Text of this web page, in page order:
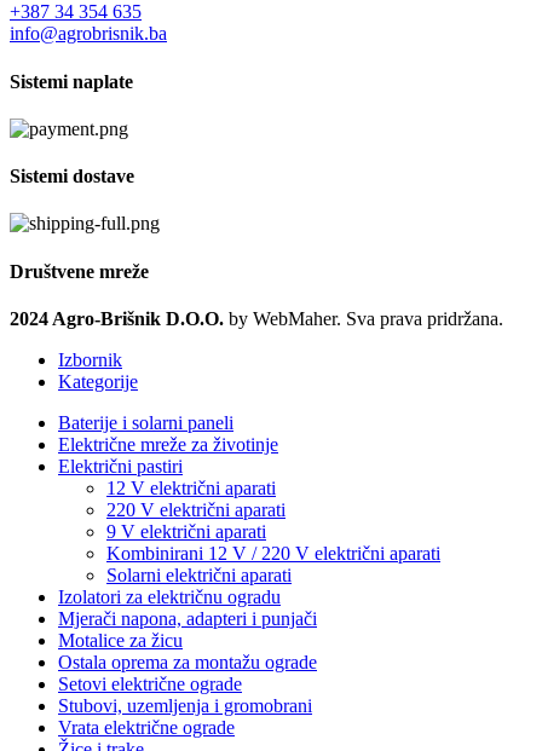
+387 34 354 635
info@agrobrisnik.ba
Sistemi naplate
Sistemi dostave
Društvene mreže
2024 Agro-Brišnik D.O.O. by WebMaher. Sva prava pridržana.
Izbornik
Kategorije
Baterije i solarni paneli
Električne mreže za životinje
Električni pastiri
12 V električni aparati
220 V električni aparati
9 V električni aparati
Kombinirani 12 V / 220 V električni aparati
Solarni električni aparati
Izolatori za električnu ogradu
Mjerači napona, adapteri i punjači
Motalice za žicu
Ostala oprema za montažu ograde
Setovi električne ograde
Stubovi, uzemljenja i gromobrani
Vrata električne ograde